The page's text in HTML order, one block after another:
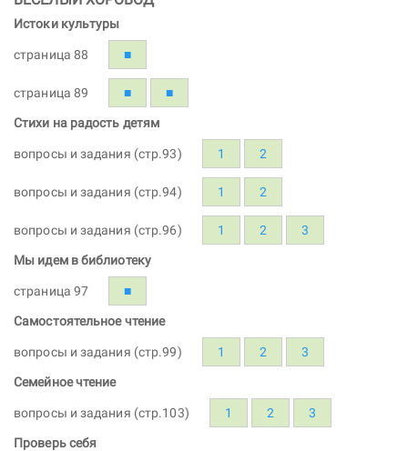
Истоки культуры
страница 88 ■
страница 89 ■ ■
Стихи на радость детям
вопросы и задания (стр.93) 1 2
вопросы и задания (стр.94) 1 2
вопросы и задания (стр.96) 1 2 3
Мы идем в библиотеку
страница 97 ■
Самостоятельное чтение
вопросы и задания (стр.99) 1 2 3
Семейное чтение
вопросы и задания (стр.103) 1 2 3
Проверь себя